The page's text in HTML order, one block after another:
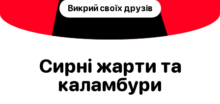
Викрий своїх друзів
Сирні жарти та
каламбури